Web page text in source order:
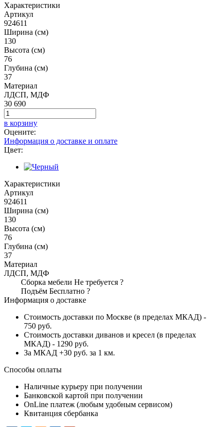
Характеристики
Артикул
924611
Ширина (см)
130
Высота (см)
76
Глубина (см)
37
Материал
ЛДСП, МДФ
30 690
в корзину
Оцените:
Информация о доставке и оплате
Цвет:
Характеристики
Артикул
924611
Ширина (см)
130
Высота (см)
76
Глубина (см)
37
Материал
ЛДСП, МДФ
Сборка мебели Не требуется ?
Подъём Бесплатно ?
Информация о доставке
Стоимость доставки по Москве (в пределах МКАД) -
750 руб.
Стоимость доставки диванов и кресел (в пределах
МКАД) - 1290 руб.
За МКАД +30 руб. за 1 км.
Способы оплаты
Наличные курьеру при получении
Банковской картой при получении
OnLine платеж (любым удобным сервисом)
Квитанция сбербанка